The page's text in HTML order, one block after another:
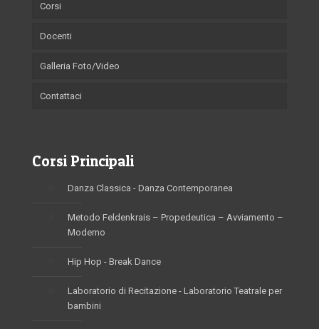
Corsi
Docenti
Galleria Foto/Video
Contattaci
Corsi Principali
Danza Classica - Danza Contemporanea
Metodo Feldenkrais – Propedeutica – Avviamento –
Moderno
Hip Hop - Break Dance
Laboratorio di Recitazione - Laboratorio Teatrale per
bambini